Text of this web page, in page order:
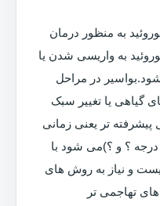
به منظور درمان
به واریسی شدن یا
در مراحل
گیاهی یا تغییر سبک
تر یعنی زمانی
درجه ؟ و ؟)می شود با
و نیاز به روش های
تهاجمی تر